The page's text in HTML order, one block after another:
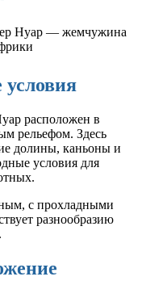
расположен в
рельефом. Здесь
долины, каньоны и
условия для
с прохладными
разнообразию